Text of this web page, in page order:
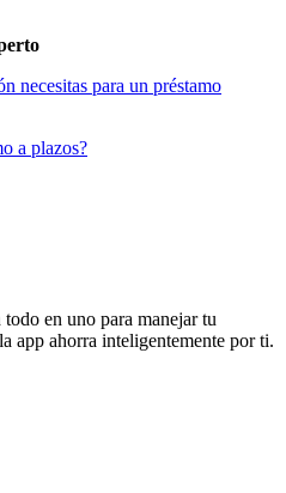
necesitas para un préstamo
a plazos?
en uno para manejar tu
app ahorra inteligentemente por ti.